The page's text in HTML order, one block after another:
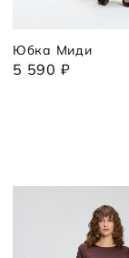
Юбка Миди
5 590 ₽